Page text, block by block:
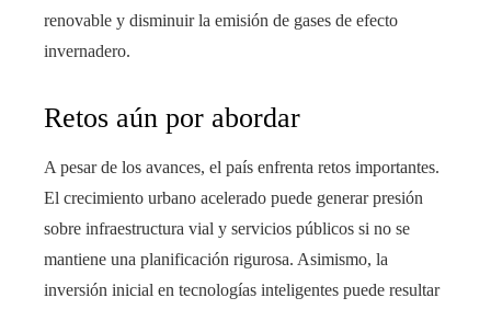
renovable y disminuir la emisión de gases de efecto
invernadero.
Retos aún por abordar
A pesar de los avances, el país enfrenta retos importantes.
El crecimiento urbano acelerado puede generar presión
sobre infraestructura vial y servicios públicos si no se
mantiene una planificación rigurosa. Asimismo, la
inversión inicial en tecnologías inteligentes puede resultar